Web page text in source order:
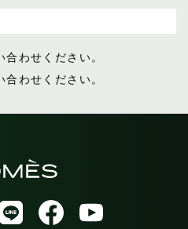
合わせください。
合わせください。